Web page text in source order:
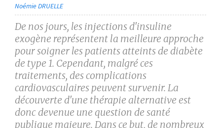
Noémie DRUELLE
De nos jours, les injections d'insuline
exogène représentent la meilleure approche
pour soigner les patients atteints de diabète
de type 1. Cependant, malgré ces
traitements, des complications
cardiovasculaires peuvent survenir. La
découverte d'une thérapie alternative est
donc devenue une question de santé
publique majeure. Dans ce but, de nombreux